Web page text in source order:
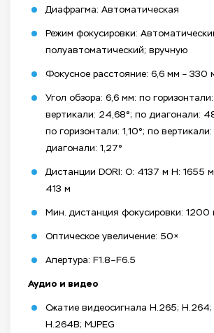
Диафрагма: Автоматическая
Режим фокусировки:
полуавтоматический; вручную
Фокусное расстояние: 6,6 мм – 330
Угол обзора: 6,6 мм: по
вертикали: 24,68°; по диагонали:
по горизонтали: 1,10°; по
диагонали: 1,27°
Дистанции DORI: О: 4137 м Н: 1655
413 м
Мин. дистанция фокусировки: 1200
Оптическое увеличение: 50×
Апертура: F1.8–F6.5
Аудио и видео
Сжатие видеосигнала H.265;
H.264B; MJPEG